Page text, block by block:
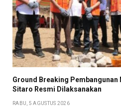
Ground Breaking
Sitaro Resmi Dilaksanakan
RABU, 5 AGUSTUS 2026